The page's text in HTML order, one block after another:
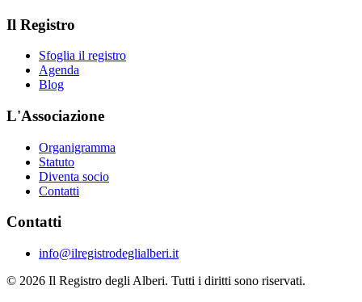
Il Registro
Sfoglia il registro
Agenda
Blog
L'Associazione
Organigramma
Statuto
Diventa socio
Contatti
Contatti
info@ilregistrodeglialberi.it
© 2026 Il Registro degli Alberi. Tutti i diritti sono riservati.